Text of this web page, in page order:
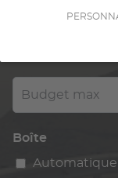
Budget max
Boîte
Automatique